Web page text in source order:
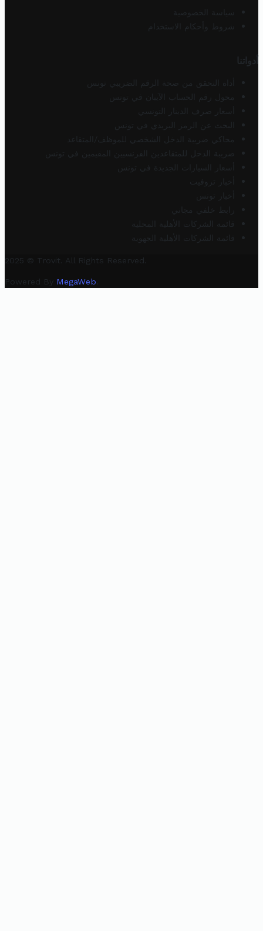
سياسة الخصوصية
شروط وأحكام الاستخدام
أدواتنا
أداة التحقق من صحة الرقم الضريبي تونس
محول رقم الحساب الآيبان في تونس
أسعار صرف الدينار التونسي
البحث عن الرمز البريدي في تونس
محاكي ضريبة الدخل الشخصي للموظف/المتقاعد
ضريبة الدخل للمتقاعدين الفرنسيين المقيمين في تونس
أسعار السيارات الجديدة في تونس
أخبار تروفيت
أخبار تونس
رابط خلفي مجاني
قائمة الشركات الأهلية المحلية
قائمة الشركات الأهلية الجهوية
2025 © Trovit. All Rights Reserved.
Powered By MegaWeb